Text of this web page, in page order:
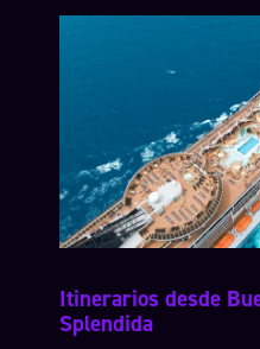
Itinerarios desde
Splendida